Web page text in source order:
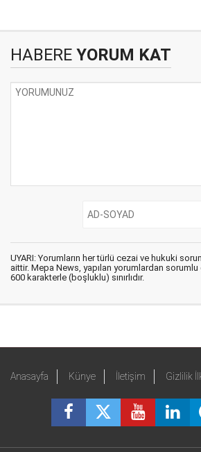
HABERE YORUM KAT
UYARI: Yorumların her türlü cezai ve hukuki
aittir. Mepa News, yapılan yorumlardan
600 karakterle (boşluklu) sınırlıdır.
Anasayfa Künye İletişim Gizlilik